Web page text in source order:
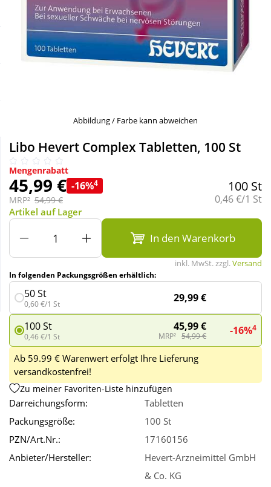
Schnäppchen
Täglich gut versorgt
Körperpflege & Kosmetik
Liebe & Erotik
Nahrungsergänzung
Natur & Homöopathie
Sanitätshaus
Wellness
Abbildung / Farbe kann abweichen
Libo Hevert Complex Tabletten, 100 St
Mengenrabatt
45,99 € -16%4
MRP² 54,99 €
100 St
Grundpreis:
0,46 €/1 St
Artikel auf Lager
In den Warenkorb
inkl. MwSt. zzgl.Versand
In folgenden Packungsgrößen erhältlich:
50 St
0,60 €/1 St 29,99 €
100 St
0,46 €/1 St
45,99 €
MRP² 54,99 € -16%4
Ab 59.99 € Warenwert erfolgt Ihre Lieferung
versandkostenfrei!
Zu meiner Favoriten-Liste hinzufügen
Darreichungsform:
Tabletten
Packungsgröße:
100 St
PZN/Art.Nr.:
17160156
Anbieter/Hersteller:
Hevert-Arzneimittel GmbH
& Co. KG